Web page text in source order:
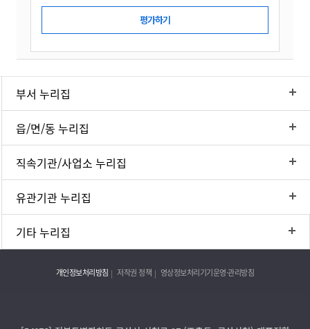
부서 누리집
읍/면/동 누리집
직속기관/사업소 누리집
유관기관 누리집
기타 누리집
개인정보처리방침 저작권 정책 영상정보처리기기운영·관리방침